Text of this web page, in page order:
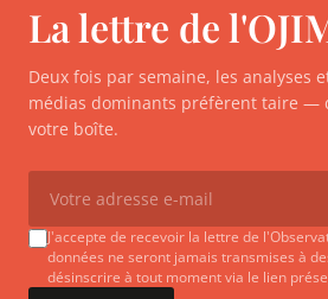
La lettre de
Deux fois par semaine, les analyses
médias dominants préfèrent taire —
votre boîte.
J'accepte de recevoir la lettre de
données ne seront jamais transmises à
désinscrire à tout moment via le lien